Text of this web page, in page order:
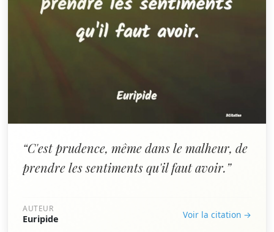
“C'est prudence, même dans le malheur, de
prendre les sentiments qu'il faut avoir.”
AUTEUR
Euripide Voir la citation →